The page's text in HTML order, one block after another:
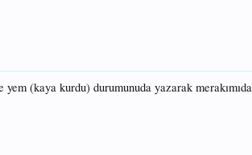
(kaya kurdu) durumunuda yazarak